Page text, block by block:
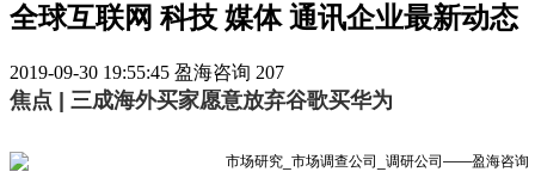
全球互联网 科技 媒体 通讯企业最新动态
2019-09-30 19:55:45 盈海咨询 207
焦点 | 三成海外买家愿意放弃谷歌买华为